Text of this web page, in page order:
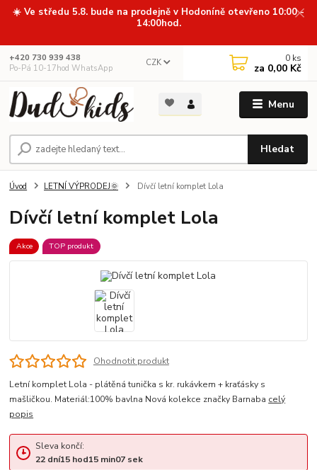
☀️ Ve středu 5.8. bude na prodejně v Hodoníně otevřeno 10:00 -
14:00hod.
Menu
CZK
Hledat
+420 730 939 438
Po-Pá 10-17hod WhatsApp
0 ks
za 0,00 Kč
Úvod LETNÍ VÝPRODEJ🌞 Dívčí letní komplet Lola
Dívčí letní komplet Lola
Akce TOP produkt
Ohodnotit produkt
Letní komplet Lola - plátěná tunička s kr. rukávkem + kraťásky s
mašličkou. Materiál:100% bavlna Nová kolekce značky Barnaba celý
popis
Sleva končí:
22 dní15hod15min07sek